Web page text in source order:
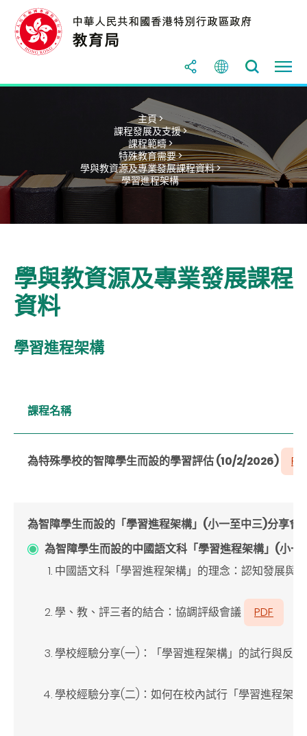
主頁 >
課程發展及支援 >
課程範疇 >
特殊教育需要 >
學與教資源及專業發展課程資料 >
學習進程架構
學與教資源及專業發展課程
資料
學習進程架構
課程名稱
為特殊學校的智障學生而設的學習評估 (10/2/2026)
為智障學生而設的「學習進程架構」(小一至中三)分享會
為智障學生而設的中國語文科「學習進程架構」(小
中國語文科「學習進程架構」的理念：認知發展與
學、教、評三者的結合：協調評級會議 PDF
學校經驗分享(一) ：「學習進程架構」的試行與反
學校經驗分享(二) ：如何在校內試行「學習進程架